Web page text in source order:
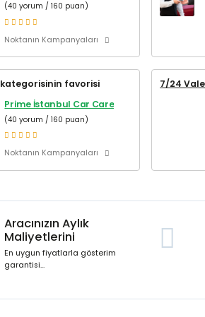
(40 yorum / 160 puan)
Noktanın Kampanyaları
kategorisinin favorisi
Prime İstanbul Car Care
(40 yorum / 160 puan)
Noktanın Kampanyaları
7/24 Vale
Aracınızın Aylık
Maliyetlerini
En uygun fiyatlarla gösterim
garantisi...